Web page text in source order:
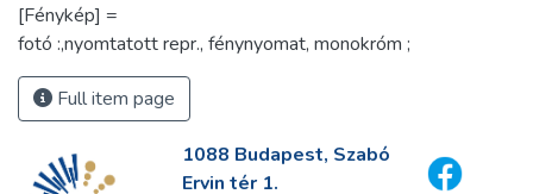
[Fénykép] =
fotó :,nyomtatott repr., fénynyomat, monokróm ;
Full item page
1088 Budapest, Szabó
Ervin tér 1.